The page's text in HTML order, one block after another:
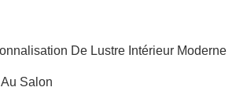
De Lustre Intérieur Moderne
Salon